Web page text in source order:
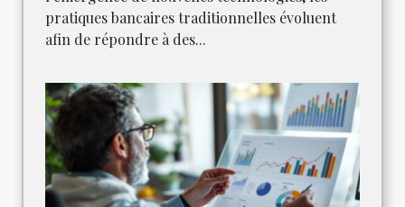
pratiques bancaires traditionnelles évoluent
afin de répondre à des...